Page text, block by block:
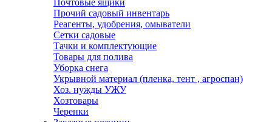
Почтовые ящики
Прочий садовый инвентарь
Реагенты, удобрения, омыватели
Сетки садовые
Тачки и комплектующие
Товары для полива
Уборка снега
Укрывной материал (пленка, тент , агроспан)
Хоз. нужды УЖУ
Хозтовары
Черенки